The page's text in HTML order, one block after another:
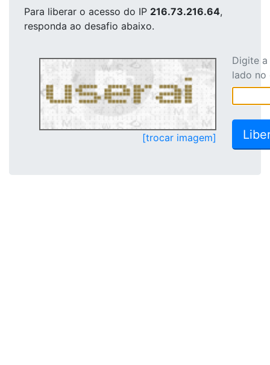
Para liberar o acesso do IP 216.73.216.64,
responda ao desafio abaixo.
[trocar imagem]
Digite
lado no